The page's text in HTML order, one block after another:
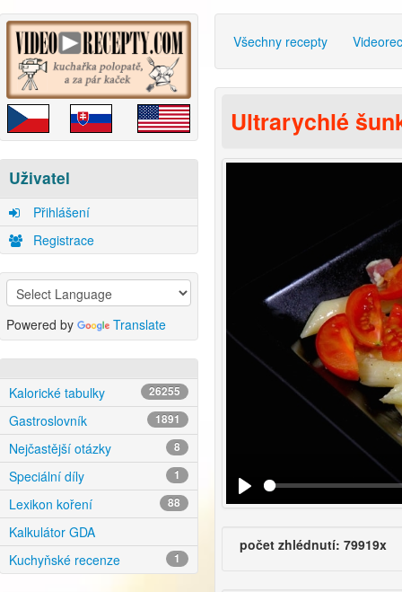
Uživatel
Přihlášení
Registrace
Powered by Translate
Kalorické tabulky 26255
Gastroslovník 1891
Nejčastější otázky 8
Speciální díly 1
Lexikon koření 88
Kalkulátor GDA
Kuchyňské recenze
1
Všechny recepty
Ultrarychlé
počet zhlédnutí: 79919x